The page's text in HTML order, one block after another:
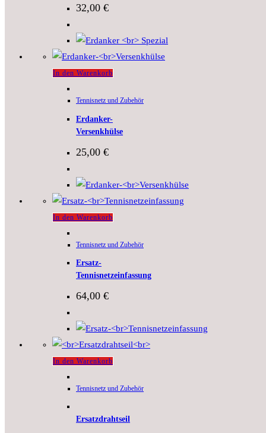
32,00 €
In den Warenkorb
Tennisnetz und Zubehör
Erdanker-
Versenkhülse
25,00 €
In den Warenkorb
Tennisnetz und Zubehör
Ersatz-
Tennisnetzeinfassung
64,00 €
In den Warenkorb
Tennisnetz und Zubehör
Ersatzdrahtseil